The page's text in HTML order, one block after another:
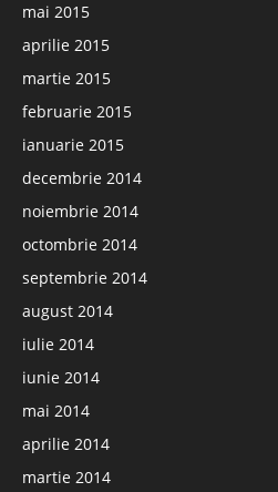
mai 2015
aprilie 2015
martie 2015
februarie 2015
ianuarie 2015
decembrie 2014
noiembrie 2014
octombrie 2014
septembrie 2014
august 2014
iulie 2014
iunie 2014
mai 2014
aprilie 2014
martie 2014